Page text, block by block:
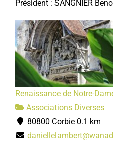
Président : SANGNIER
Renaissance de Notre-
Associations Diverses
80800 Corbie 0.1 km